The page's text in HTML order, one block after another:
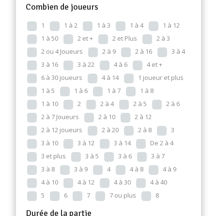
Combien de joueurs
1 1 à 2 1 à 3 1 à 4
1 à 12
1 à 50
2 et + 2 et Plus
2 à 3
2 ou 4 Joueurs
2 à 9 2 à 16
3 à 4
3 à 16
3 à 22 4 à 6
4 et +
6 à 30 joueurs
4 à 14
1 joueur et plus
1 à 5
1 à 6 1 à 7
1 à 8
1 à 10
2 2 à 4 2 à 5
2 à 6
2 à 7 Joueurs
2 à 10
2 à 12
2 à 12 joueurs
2 à 20 2 à 8
3
3 à 10
3 à 12 3 à 14
De 2 à 4
3 et plus
3 à 5 3 à 6
3 à 7
3 à 8
3 à 9 4 4 à 8
4 à 9
4 à 10
4 à 12 4 à 30
4 à 40
5
6 7 7 ou plus 8
Durée de la partie